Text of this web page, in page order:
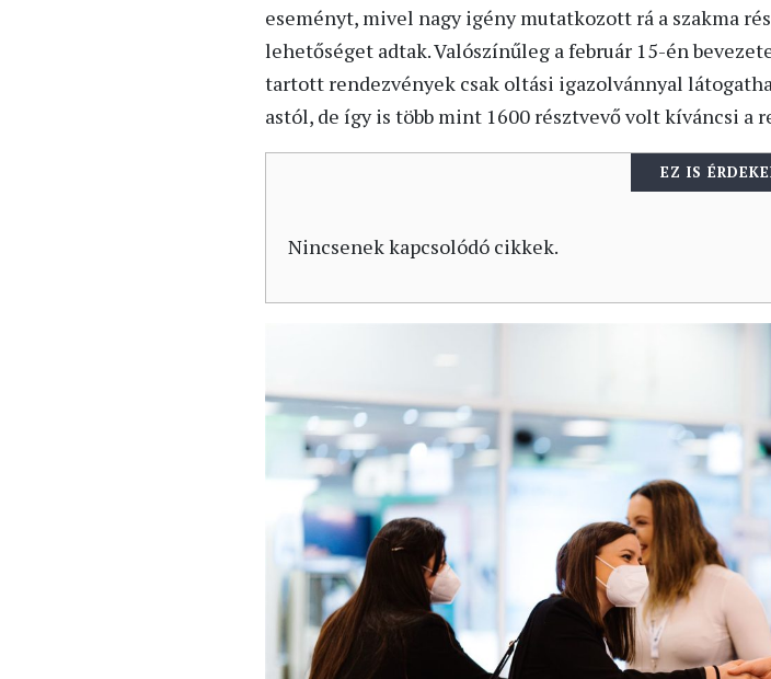
eseményt, mivel nagy igény mutatkozott rá a szakma
lehetőséget adtak. Valószínűleg a február 15-én
tartott rendezvények csak oltási igazolvánnyal
astól, de így is több mint 1600 résztvevő volt kíváncsi a
EZ IS
Nincsenek kapcsolódó cikkek.